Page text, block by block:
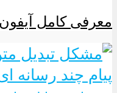
معرفی کامل آیفون 17 پرو مکس 2025